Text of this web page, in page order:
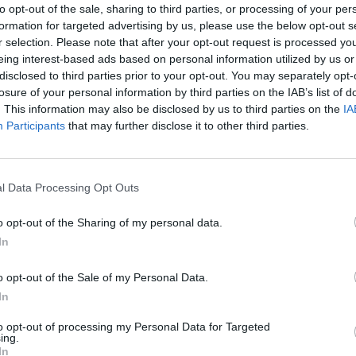
opt-out of the sale, sharing to third parties, or processing of your
for targeted advertising by us, please use the below opt-out
selection. Please note that after your opt-out request is processed
interest-based ads based on personal information utilized by us
to third parties prior to your opt-out. You may separately
of your personal information by third parties on the IAB’s list of
This information may also be disclosed by us to third parties on the
Participants that may further disclose it to other third parties.
Data Processing Opt Outs
opt-out of the Sharing of my personal data.
opt-out of the Sale of my Personal Data.
opt-out of processing my Personal Data for Targeted
ακόμα και μετά από 55 ολόκληρα